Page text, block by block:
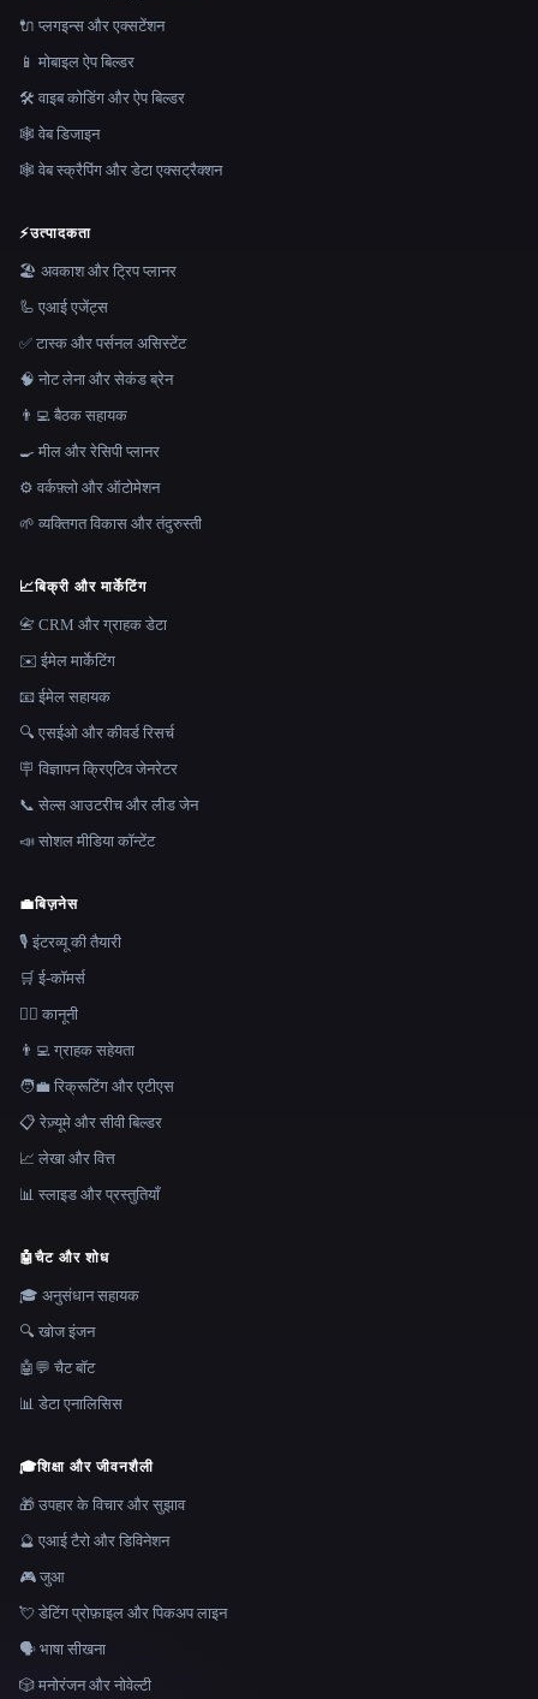
🔌 प्लगइन्स और एक्सटेंशन
📱 मोबाइल ऐप बिल्डर
🛠️ वाइब कोडिंग और ऐप बिल्डर
🕸 वेब डिजाइन
🕸️ वेब स्क्रैपिंग और डेटा एक्सट्रैक्शन
⚡उत्पादकता
🏖 अवकाश और ट्रिप प्लानर
🦾 एआई एजेंट्स
✅ टास्क और पर्सनल असिस्टेंट
🧠 नोट लेना और सेकंड ब्रेन
👨‍💻 बैठक सहायक
🍳 मील और रेसिपी प्लानर
⚙️ वर्कफ़्लो और ऑटोमेशन
🌱 व्यक्तिगत विकास और तंदुरुस्ती
📈बिक्री और मार्केटिंग
📇 CRM और ग्राहक डेटा
✉️ ईमेल मार्केटिंग
📧 ईमेल सहायक
🔍 एसईओ और कीवर्ड रिसर्च
🪧 विज्ञापन क्रिएटिव जेनरेटर
📞 सेल्स आउटरीच और लीड जेन
📣 सोशल मीडिया कॉन्टेंट
💼बिज़नेस
🎙️ इंटरव्यू की तैयारी
🛒 ई-कॉमर्स
👩‍⚖️ कानूनी
👨‍💻 ग्राहक सहेयता
🧑‍💼 रिक्रूटिंग और एटीएस
📋 रेज़्यूमे और सीवी बिल्डर
📈 लेखा और वित्त
📊 स्लाइड और प्रस्तुतियाँ
🤖चैट और शोध
🎓 अनुसंधान सहायक
🔍 खोज इंजन
🤖💬 चैट बॉट
📊 डेटा एनालिसिस
🎓शिक्षा और जीवनशैली
🎁 उपहार के विचार और सुझाव
🔮 एआई टैरो और डिविनेशन
🎮 जुआ
💘 डेटिंग प्रोफ़ाइल और पिकअप लाइन
🗣️ भाषा सीखना
🎲 मनोरंजन और नोवेल्टी